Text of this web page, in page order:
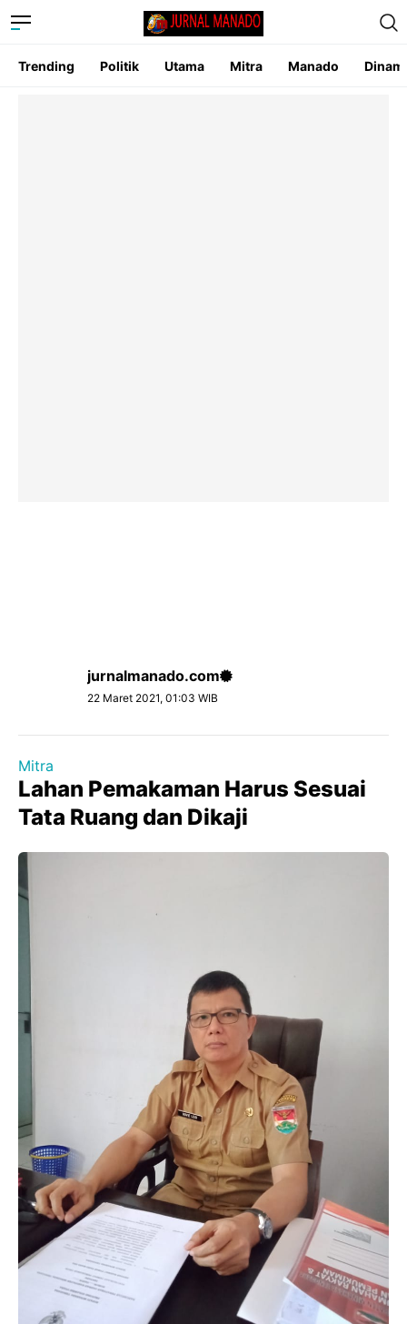
Trending Politik Utama Mitra Manado
jurnalmanado.com
22 Maret 2021, 01:03 WIB
Mitra
Lahan Pemakaman Harus Sesuai
Tata Ruang dan Dikaji